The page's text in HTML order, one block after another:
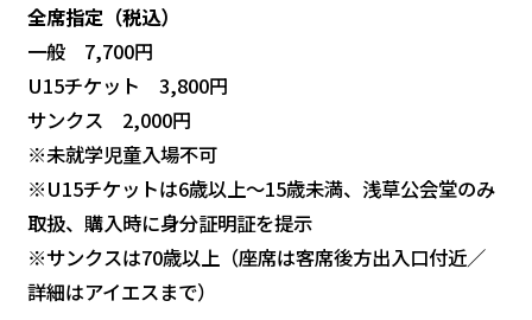
全席指定（税込）
一般 7,700円
U15チケット 3,800円
サンクス 2,000円
※未就学児童入場不可
※U15チケットは6歳以上～15歳未満、浅草公会堂のみ
取扱、購入時に身分証明証を提示
※サンクスは70歳以上（座席は客席後方出入口付近／
詳細はアイエスまで）